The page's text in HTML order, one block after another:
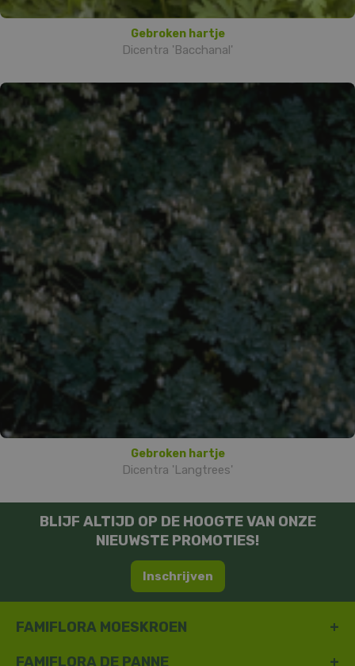
Gebroken hartje
Dicentra 'Bacchanal'
Gebroken hartje
Dicentra 'Langtrees'
BLIJF ALTIJD OP DE HOOGTE VAN ONZE
NIEUWSTE PROMOTIES!
Inschrijven
FAMIFLORA MOESKROEN
FAMIFLORA DE PANNE